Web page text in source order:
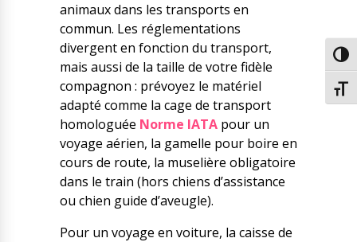
animaux dans les transports en
commun. Les réglementations
divergent en fonction du transport,
mais aussi de la taille de votre fidèle
compagnon : prévoyez le matériel
adapté comme la cage de transport
homologuée Norme IATApour un
voyage aérien, la gamelle pour boire en
cours de route, la muselière obligatoire
dans le train (hors chiens d’assistance
ou chien guide d’aveugle).
Pour un voyage en voiture, la caisse de